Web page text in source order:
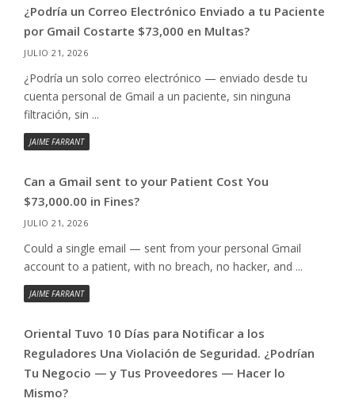
¿Podría un Correo Electrónico Enviado a tu Paciente
por Gmail Costarte $73,000 en Multas?
JULIO 21, 2026
¿Podría un solo correo electrónico — enviado desde tu
cuenta personal de Gmail a un paciente, sin ninguna
filtración, sin ...
JAIME FARRANT
Can a Gmail sent to your Patient Cost You
$73,000.00 in Fines?
JULIO 21, 2026
Could a single email — sent from your personal Gmail
account to a patient, with no breach, no hacker, and ...
JAIME FARRANT
Oriental Tuvo 10 Días para Notificar a los
Reguladores Una Violación de Seguridad. ¿Podrían
Tu Negocio — y Tus Proveedores — Hacer lo
Mismo?